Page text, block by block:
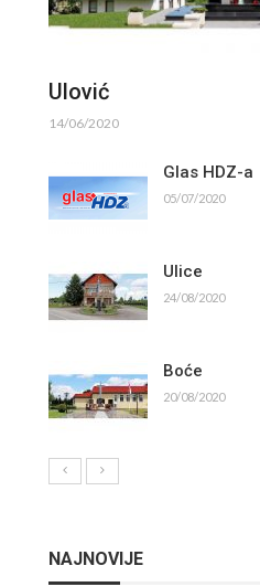
Ulović
14/06/2020
Glas HDZ-a
05/07/2020
Ulice
24/08/2020
Boće
20/08/2020
NAJNOVIJE